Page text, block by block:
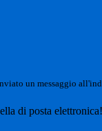
un messaggio
di posta elettronica!